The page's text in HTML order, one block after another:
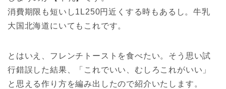
消費期限も短いし1L250円近くする時もあるし。牛乳
大国北海道にいてもこれです。
とはいえ、フレンチトーストを食べたい。そう思い試
行錯誤した結果、「これでいい、むしろこれがいい」
と思える作り方を編み出したので紹介いたします。